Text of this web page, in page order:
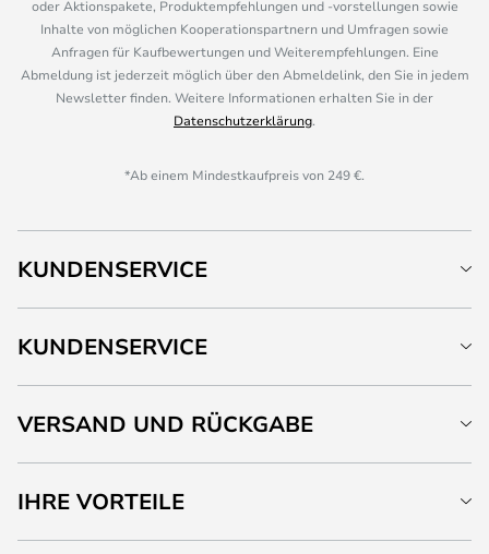
oder Aktionspakete, Produktempfehlungen und -vorstellungen sowie
Inhalte von möglichen Kooperationspartnern und Umfragen sowie
Anfragen für Kaufbewertungen und Weiterempfehlungen. Eine
Abmeldung ist jederzeit möglich über den Abmeldelink, den Sie in jedem
Newsletter finden. Weitere Informationen erhalten Sie in der
Datenschutzerklärung.
*Ab einem Mindestkaufpreis von 249 €.
KUNDENSERVICE
KUNDENSERVICE
VERSAND UND RÜCKGABE
IHRE VORTEILE